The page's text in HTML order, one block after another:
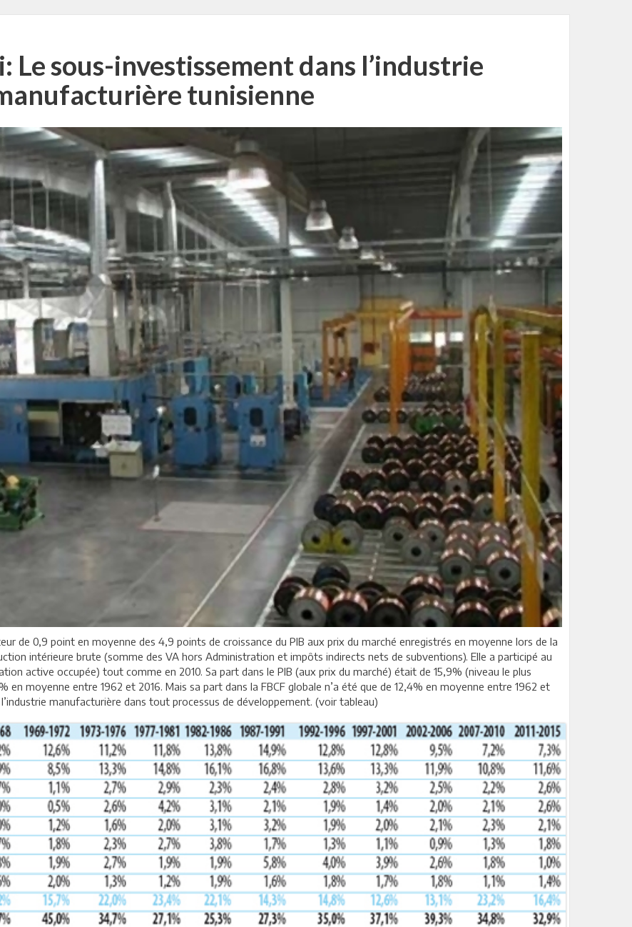
Le sous-investissement dans l’industrie
tunisienne
de 0,9 point en moyenne des 4,9 points de croissance du PIB aux prix du marché enregistrés en moyenne lors de la
intérieure brute (somme des VA hors Administration et impôts indirects nets de subventions). Elle a participé au
active occupée) tout comme en 2010. Sa part dans le PIB (aux prix du marché) était de 15,9% (niveau le plus
en moyenne entre 1962 et 2016. Mais sa part dans la FBCF globale n’a été que de 12,4% en moyenne entre 1962 et
manufacturière dans tout processus de développement. (voir tableau)